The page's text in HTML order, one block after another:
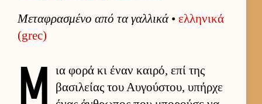
Μεταφρασμένο από τα γαλ­λικά• ελ­ληνικά
(grec)
Μ ια φορά κι έναν και­ρό, επί της
βασιλείας του Αυ­γού­στου, υπήρχε